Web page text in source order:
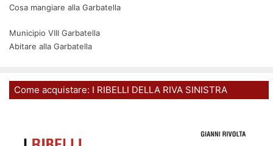
Cosa mangiare alla Garbatella
Municipio VIII Garbatella
Abitare alla Garbatella
Come acquistare: I RIBELLI DELLA RIVA SINISTRA